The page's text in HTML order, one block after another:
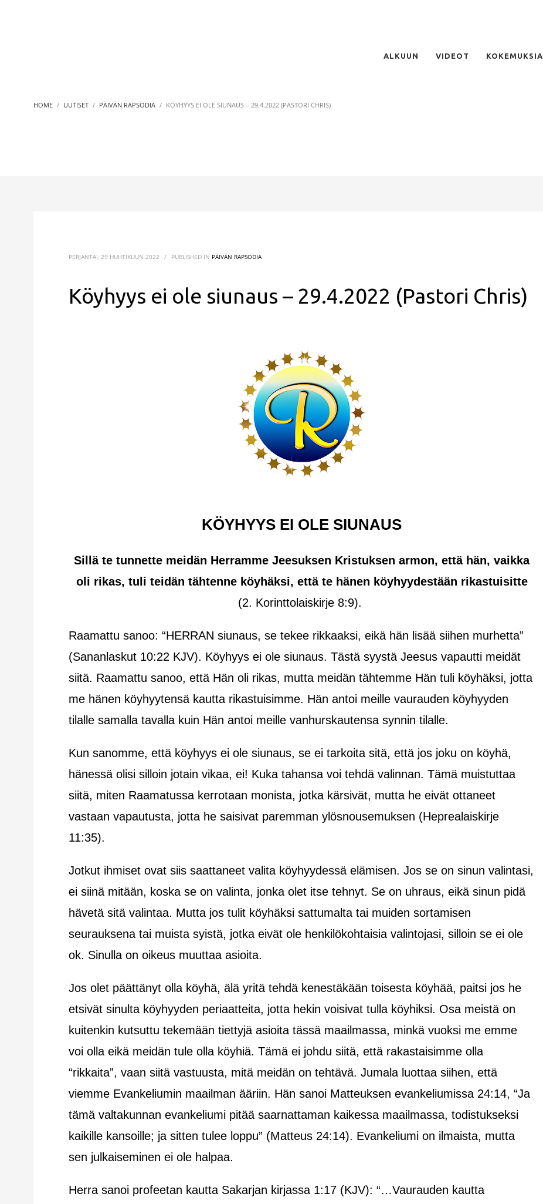
ALKUUN VIDEOT KOKEMUKSIA
HOME UUTISET PÄIVÄN RAPSODIA KÖYHYYS EI OLE SIUNAUS – 29.4.2022 (PASTORI CHRIS)
PERJANTAI, 29 HUHTIKUUN 2022 / PUBLISHED IN PÄIVÄN RAPSODIA
Köyhyys ei ole siunaus – 29.4.2022 (Pastori Chris)
KÖYHYYS EI OLE SIUNAUS
Sillä te tunnette meidän Herramme Jeesuksen Kristuksen armon, että hän, vaikka
oli rikas, tuli teidän tähtenne köyhäksi, että te hänen köyhyydestään rikastuisitte
(2. Korinttolaiskirje 8:9).
Raamattu sanoo: “HERRAN siunaus, se tekee rikkaaksi, eikä hän lisää siihen murhetta”
(Sananlaskut 10:22 KJV). Köyhyys ei ole siunaus. Tästä syystä Jeesus vapautti meidät
siitä. Raamattu sanoo, että Hän oli rikas, mutta meidän tähtemme Hän tuli köyhäksi, jotta
me hänen köyhyytensä kautta rikastuisimme. Hän antoi meille vaurauden köyhyyden
tilalle samalla tavalla kuin Hän antoi meille vanhurskautensa synnin tilalle.
Kun sanomme, että köyhyys ei ole siunaus, se ei tarkoita sitä, että jos joku on köyhä,
hänessä olisi silloin jotain vikaa, ei! Kuka tahansa voi tehdä valinnan. Tämä muistuttaa
siitä, miten Raamatussa kerrotaan monista, jotka kärsivät, mutta he eivät ottaneet
vastaan vapautusta, jotta he saisivat paremman ylösnousemuksen (Heprealaiskirje
11:35).
Jotkut ihmiset ovat siis saattaneet valita köyhyydessä elämisen. Jos se on sinun valintasi,
ei siinä mitään, koska se on valinta, jonka olet itse tehnyt. Se on uhraus, eikä sinun pidä
hävetä sitä valintaa. Mutta jos tulit köyhäksi sattumalta tai muiden sortamisen
seurauksena tai muista syistä, jotka eivät ole henkilökohtaisia valintojasi, silloin se ei ole
ok. Sinulla on oikeus muuttaa asioita.
Jos olet päättänyt olla köyhä, älä yritä tehdä kenestäkään toisesta köyhää, paitsi jos he
etsivät sinulta köyhyyden periaatteita, jotta hekin voisivat tulla köyhiksi. Osa meistä on
kuitenkin kutsuttu tekemään tiettyjä asioita tässä maailmassa, minkä vuoksi me emme
voi olla eikä meidän tule olla köyhiä. Tämä ei johdu siitä, että rakastaisimme olla
“rikkaita”, vaan siitä vastuusta, mitä meidän on tehtävä. Jumala luottaa siihen, että
viemme Evankeliumin maailman ääriin. Hän sanoi Matteuksen evankeliumissa 24:14, “Ja
tämä valtakunnan evankeliumi pitää saarnattaman kaikessa maailmassa, todistukseksi
kaikille kansoille; ja sitten tulee loppu” (Matteus 24:14). Evankeliumi on ilmaista, mutta
sen julkaiseminen ei ole halpaa.
Herra sanoi profeetan kautta Sakarjan kirjassa 1:17 (KJV): “…Vaurauden kautta